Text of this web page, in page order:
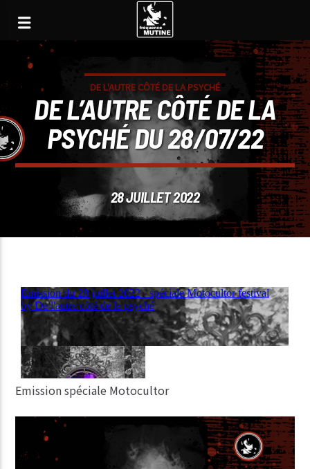
DE L'AUTRE CÔTÉ DE LA PSYCHÉ
DE L’AUTRE CÔTÉ DE LA
PSYCHÉ DU 28/07/22
28 JUILLET 2022
Emission spéciale Motocultor